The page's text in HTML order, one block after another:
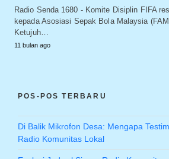
Radio Senda 1680 - Komite Disiplin FIFA
kepada Asosiasi Sepak Bola Malaysia
Ketujuh…
11 bulan ago
POS-POS TERBARU
Di Balik Mikrofon Desa: Mengapa
Radio Komunitas Lokal